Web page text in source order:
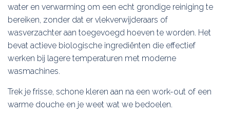
water en verwarming om een ​​echt grondige reiniging te
bereiken, zonder dat er vlekverwijderaars of
wasverzachter aan toegevoegd hoeven te worden. Het
bevat actieve biologische ingrediënten die effectief
werken bij lagere temperaturen met moderne
wasmachines.
Trek je frisse, schone kleren aan na een work-out of een
warme douche en je weet wat we bedoelen.